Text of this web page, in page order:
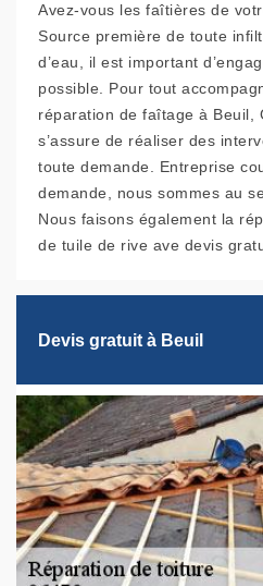
Avez-vous les faîtières de
Source première de toute
d’eau, il est important
possible. Pour tout
réparation de faîtage à Beuil,
s’assure de réaliser des
toute demande. Entreprise
demande, nous sommes au
Nous faisons également la
de tuile de rive ave devis
Devis gratuit à Beuil